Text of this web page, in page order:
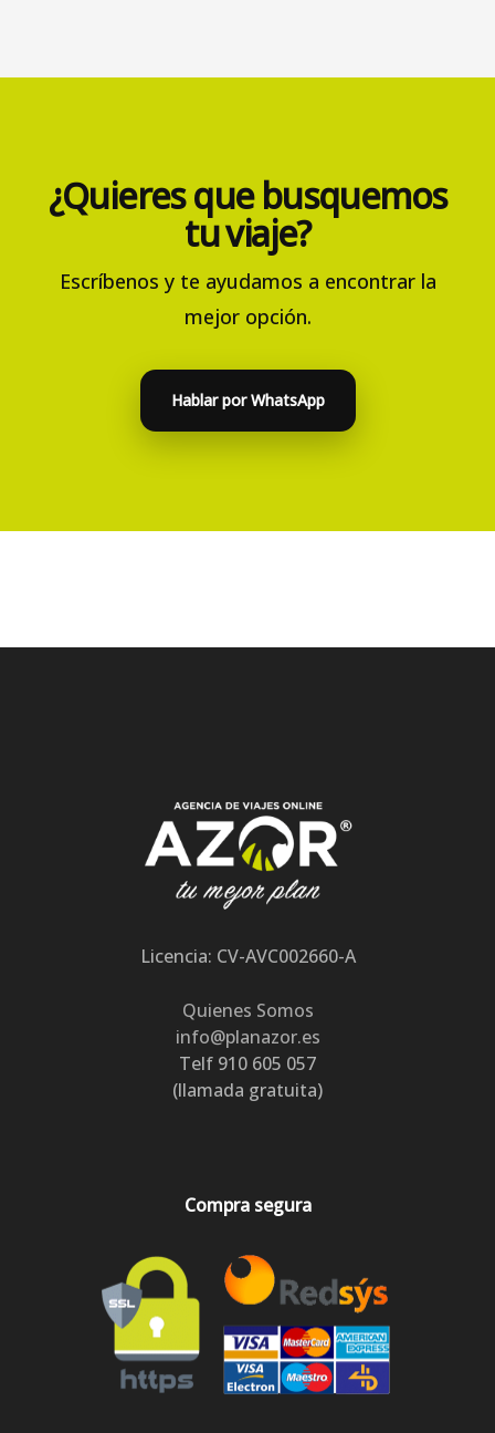
¿Quieres que busquemos
tu viaje?
Escríbenos y te ayudamos a encontrar la
mejor opción.
Hablar por WhatsApp
Licencia: CV-AVC002660-A
Quienes Somos
info@planazor.es
Telf 910 605 057
(llamada gratuita)
Compra segura